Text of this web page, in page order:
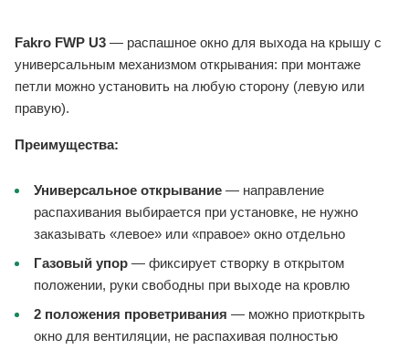
Fakro FWP U3 — распашное окно для выхода на крышу с
универсальным механизмом открывания: при монтаже
петли можно установить на любую сторону (левую или
правую).
Преимущества:
Универсальное открывание — направление
распахивания выбирается при установке, не нужно
заказывать «левое» или «правое» окно отдельно
Газовый упор — фиксирует створку в открытом
положении, руки свободны при выходе на кровлю
2 положения проветривания — можно приоткрыть
окно для вентиляции, не распахивая полностью